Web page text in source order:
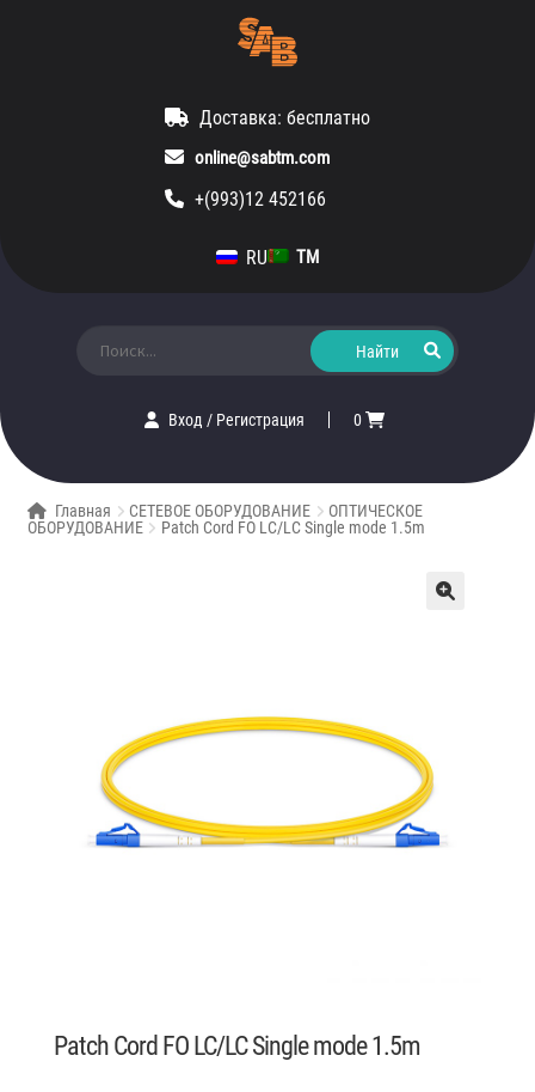
Доставка: бесплатно
online@sabtm.com
+(993)12 452166
RU TM
Вход/ Регистрация 0
Главная СЕТЕВОЕ ОБОРУДОВАНИЕ
ОПТИЧЕСКОЕ
ОБОРУДОВАНИЕ
Patch Cord FO LC/LC Single mode 1.5m
Patch Cord FO LC/LC Single mode 1.5m